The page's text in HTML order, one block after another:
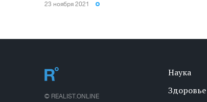
23 ноября 2021
© REALIST.ONLINE
Наука
Здоровье